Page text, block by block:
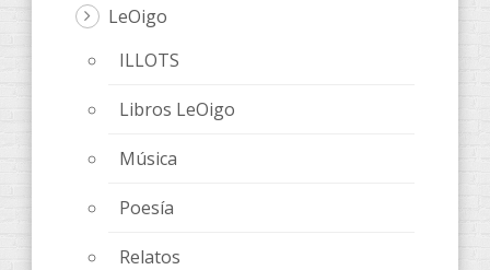
LeOigo
ILLOTS
Libros LeOigo
Música
Poesía
Relatos